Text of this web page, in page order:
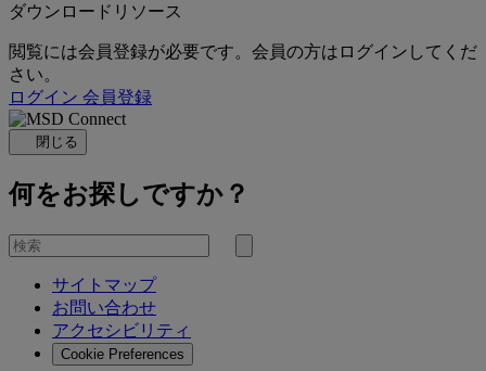
ダウンロードリソース
閲覧には会員登録が必要です。会員の方はログインしてくだ
さい。
ログイン 会員登録
閉じる
何をお探しですか？
を
検
サイトマップ
お問い合わせ
アクセシビリティ
Cookie Preferences